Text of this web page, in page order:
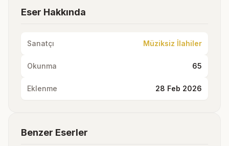
Eser Hakkında
Sanatçı Müziksiz İlahiler
Okunma 65
Eklenme 28 Feb 2026
Benzer Eserler